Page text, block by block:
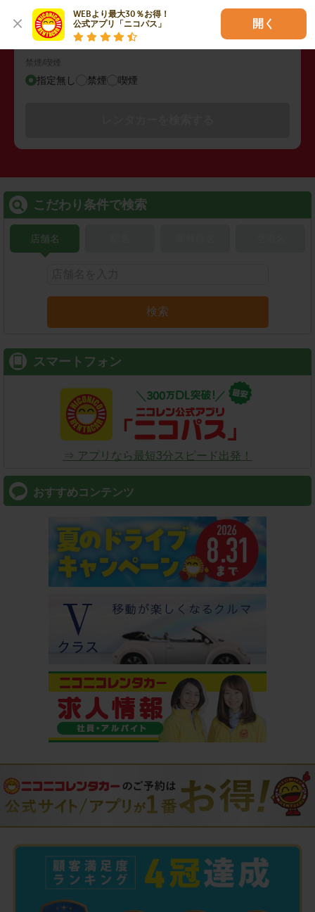
WEBより最大30％お得！
公式アプリ「ニコパス」
開く
指定なし
禁煙/喫煙
指定無し 禁煙 喫煙
こだわり条件で検索
店舗名
検索
スマートフォン
⇒ アプリなら最短3分スピード出発！
おすすめコンテンツ